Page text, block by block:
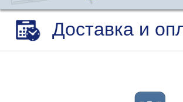
Доставка и